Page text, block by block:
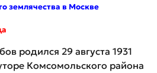
землячества в Москве
родился 29 августа 1931
Комсомольского района